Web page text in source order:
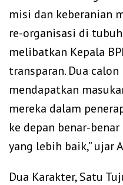
misi dan keberanian
re-organisasi di tubuh
melibatkan Kepala
transparan. Dua
mendapatkan
mereka dalam
ke depan benar-
yang lebih baik,” ujar
Dua Karakter, Satu